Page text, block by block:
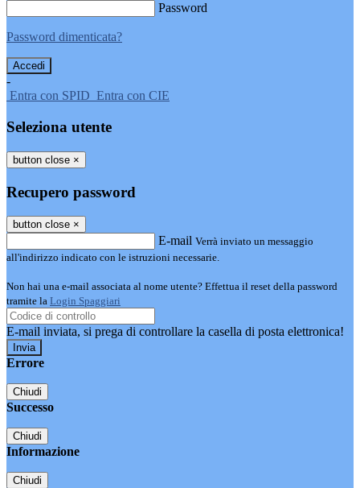
Password
Password dimenticata?
-
Entra con SPID Entra con CIE
Seleziona utente
button close ×
Recupero password
button close ×
E-mail Verrà inviato un messaggio
all'indirizzo indicato con le istruzioni necessarie.
Non hai una e-mail associata al nome utente? Effettua il reset della password
tramite la Login Spaggiari
E-mail inviata, si prega di controllare la casella di posta elettronica!
Errore
Chiudi
Successo
Chiudi
Informazione
Chiudi